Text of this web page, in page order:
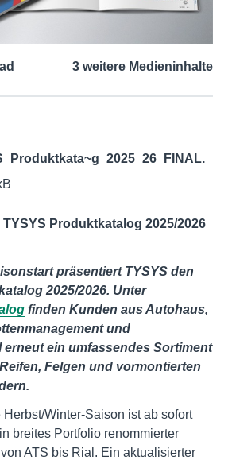
3 weitere Medieninhalte
TYSYS Produktkatalog 2025/2026
präsentiert TYSYS den
2025/2026. Unter
finden Kunden aus Autohaus,
und
erneut ein umfassendes Sortiment
Felgen und vormontierten
Herbst/Winter-Saison ist ab sofort
breites Portfolio renommierter
ATS bis Rial. Ein aktualisierter